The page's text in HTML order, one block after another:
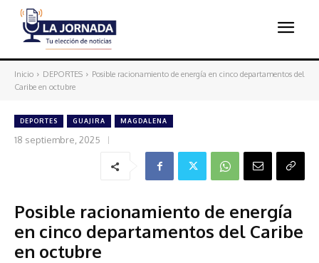
Inicio DEPORTES
Posible racionamiento de energía en cinco departamentos del
Caribe en octubre
DEPORTES GUAJIRA MAGDALENA
18 septiembre, 2025
Posible racionamiento de energía
en cinco departamentos del Caribe
en octubre